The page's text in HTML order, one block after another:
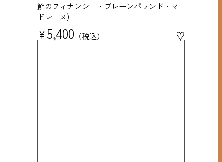
節のフィナンシェ・プレーンパウンド・マ
ドレーヌ)
¥5,400 税込 ♥